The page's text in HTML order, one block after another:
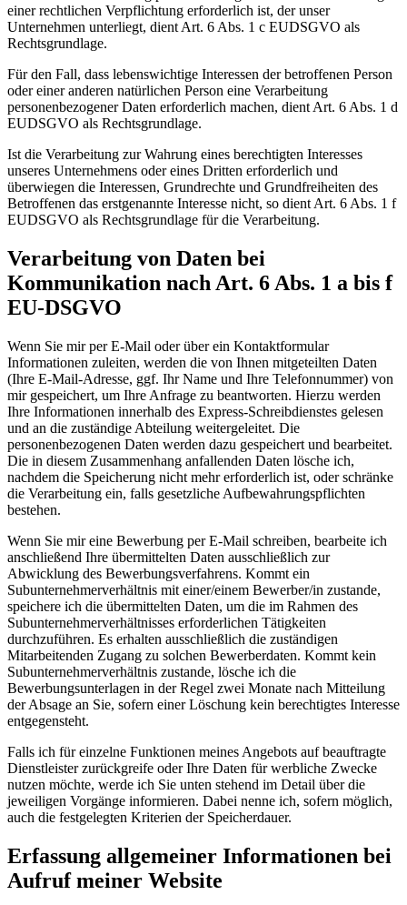
einer rechtlichen Verpflichtung erforderlich ist, der unser
Unternehmen unterliegt, dient Art. 6 Abs. 1 c EUDSGVO als
Rechtsgrundlage.
Für den Fall, dass lebenswichtige Interessen der betroffenen Person
oder einer anderen natürlichen Person eine Verarbeitung
personenbezogener Daten erforderlich machen, dient Art. 6 Abs. 1 d
EUDSGVO als Rechtsgrundlage.
Ist die Verarbeitung zur Wahrung eines berechtigten Interesses
unseres Unternehmens oder eines Dritten erforderlich und
überwiegen die Interessen, Grundrechte und Grundfreiheiten des
Betroffenen das erstgenannte Interesse nicht, so dient Art. 6 Abs. 1 f
EUDSGVO als Rechtsgrundlage für die Verarbeitung.
Verarbeitung von Daten bei
Kommunikation nach Art. 6 Abs. 1 a bis f
EU-DSGVO
Wenn Sie mir per E-Mail oder über ein Kontaktformular
Informationen zuleiten, werden die von Ihnen mitgeteilten Daten
(Ihre E-Mail-Adresse, ggf. Ihr Name und Ihre Telefonnummer) von
mir gespeichert, um Ihre Anfrage zu beantworten. Hierzu werden
Ihre Informationen innerhalb des Express-Schreibdienstes gelesen
und an die zuständige Abteilung weitergeleitet. Die
personenbezogenen Daten werden dazu gespeichert und bearbeitet.
Die in diesem Zusammenhang anfallenden Daten lösche ich,
nachdem die Speicherung nicht mehr erforderlich ist, oder schränke
die Verarbeitung ein, falls gesetzliche Aufbewahrungspflichten
bestehen.
Wenn Sie mir eine Bewerbung per E-Mail schreiben, bearbeite ich
anschließend Ihre übermittelten Daten ausschließlich zur
Abwicklung des Bewerbungsverfahrens. Kommt ein
Subunternehmerverhältnis mit einer/einem Bewerber/in zustande,
speichere ich die übermittelten Daten, um die im Rahmen des
Subunternehmerverhältnisses erforderlichen Tätigkeiten
durchzuführen. Es erhalten ausschließlich die zuständigen
Mitarbeitenden Zugang zu solchen Bewerberdaten. Kommt kein
Subunternehmerverhältnis zustande, lösche ich die
Bewerbungsunterlagen in der Regel zwei Monate nach Mitteilung
der Absage an Sie, sofern einer Löschung kein berechtigtes Interesse
entgegensteht.
Falls ich für einzelne Funktionen meines Angebots auf beauftragte
Dienstleister zurückgreife oder Ihre Daten für werbliche Zwecke
nutzen möchte, werde ich Sie unten stehend im Detail über die
jeweiligen Vorgänge informieren. Dabei nenne ich, sofern möglich,
auch die festgelegten Kriterien der Speicherdauer.
Erfassung allgemeiner Informationen bei
Aufruf meiner Website